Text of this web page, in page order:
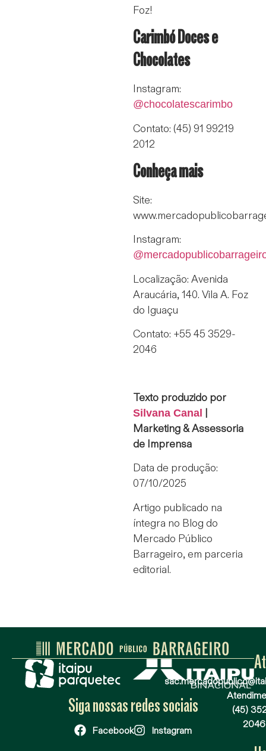
Foz!
Carimbó Doces e
Chocolates
Instagram:
@chocolatescarimbo
Contato: (45) 91 99219
2012
Conheça mais
Site:
Instagram:
Localização: Avenida
Araucária, 140. Vila A. Foz
do Iguaçu
Contato: +55 45 3529-
2046
Texto produzido por
Silvana Canal
Marketing & Assessoria
de Imprensa
Data de produção:
07/10/2025
Artigo publicado na
íntegra no Blog do
Mercado Público
Barrageiro, em parceria
editorial.
Siga nossas redes sociais
Facebook Instagram
(45)
2046